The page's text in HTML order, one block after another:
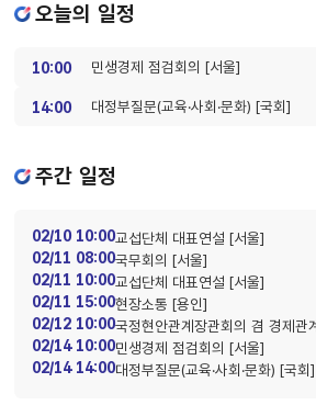
오늘의 일정
10:00 민생경제 점검회의 [서울]
14:00 대정부질문(교육·사회·문화) [국회]
주간 일정
02/10 10:00교섭단체 대표연설 [서울]
02/11 08:00국무회의 [서울]
02/11 10:00교섭단체 대표연설 [서울]
02/11 15:00현장소통 [용인]
02/12 10:00국정현안관계장관회의 겸 경제관
02/14 10:00민생경제 점검회의 [서울]
02/14 14:00대정부질문(교육·사회·문화) [국회]